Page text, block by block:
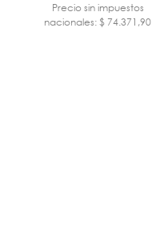
Precio sin impuestos
nacionales: $ 74.371,90